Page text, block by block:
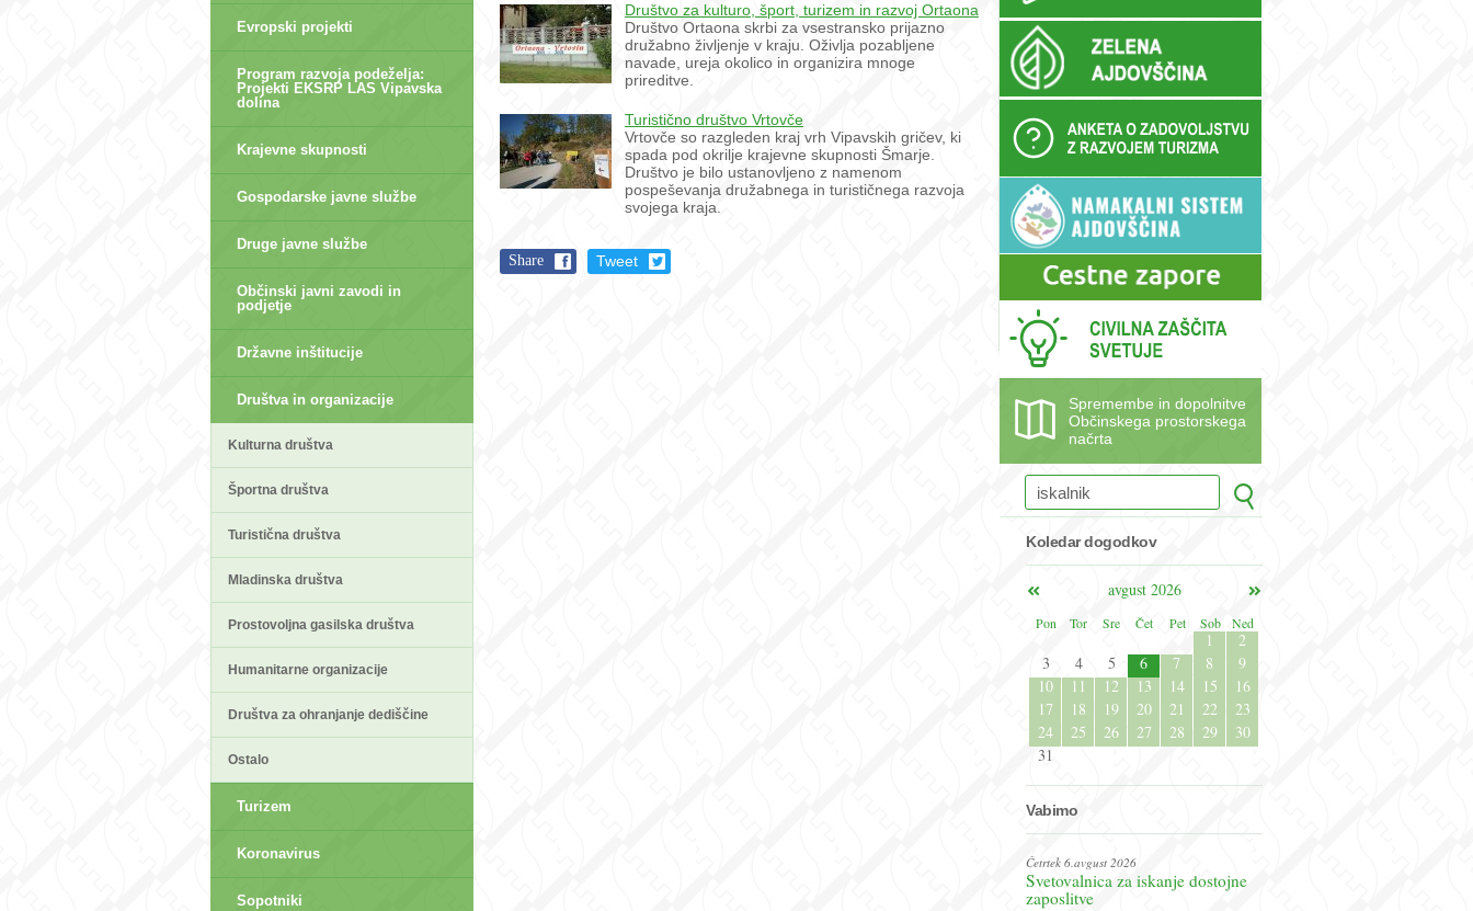
Evropski projekti
Program razvoja podeželja:
Projekti EKSRP LAS Vipavska
dolina
Krajevne skupnosti
Gospodarske javne službe
Druge javne službe
Občinski javni zavodi in
podjetje
Državne inštitucije
Društva in organizacije
Kulturna društva
Športna društva
Turistična društva
Mladinska društva
Prostovoljna gasilska društva
Humanitarne organizacije
Društva za ohranjanje dediščine
Ostalo
Turizem
Koronavirus
Sopotniki
Društvo za kulturo, šport, turizem in razvoj Ortaona
Društvo Ortaona skrbi za vsestransko prijazno
družabno življenje v kraju. Oživlja pozabljene
navade, ureja okolico in organizira mnoge
prireditve.
Turistično društvo Vrtovče
Vrtovče so razgleden kraj vrh Vipavskih gričev, ki
spada pod okrilje krajevne skupnosti Šmarje.
Društvo je bilo ustanovljeno z namenom
pospeševanja družabnega in turističnega razvoja
svojega kraja.
Share Tweet
Spremembe in dopolnitve
Občinskega prostorskega
načrta
Koledar dogodkov
avgust 2026
Pon
Tor Sre Čet Pet Sob Ned
1
2
3
4 5 6 7 8
9
10
11 12 13 14 15
16
17
18 19 20 21 22
23
24
25 26 27 28 29
30
31
Vabimo
Četrtek 6.avgust 2026
Svetovalnica za iskanje dostojne
zaposlitve